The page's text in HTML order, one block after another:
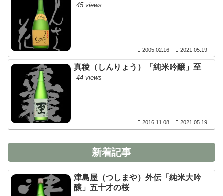
45 views
2005.02.16 2021.05.19
真稜（しんりょう）「純米吟醸」至
44 views
2016.11.08 2021.05.19
新着記事
津島屋（つしまや）外伝「純米大吟
醸」五十才の桜